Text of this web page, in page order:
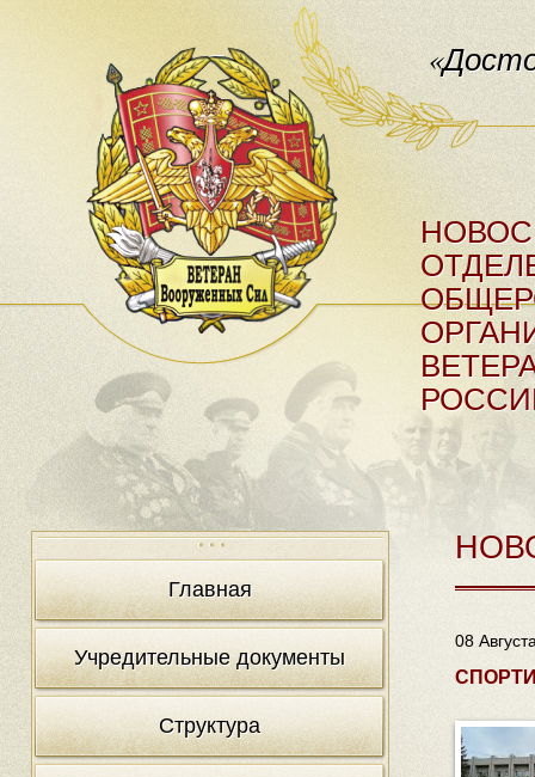
Главная
Учредительные документы
Структура
08